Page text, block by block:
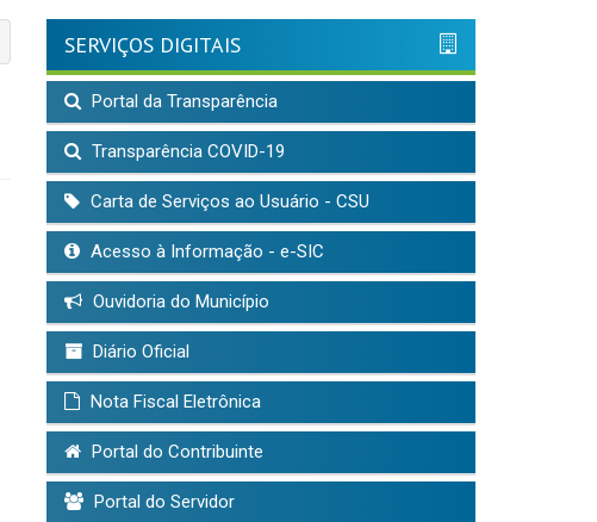
SERVIÇOS DIGITAIS
Portal da Transparência
Transparência COVID-19
Carta de Serviços ao Usuário - CSU
Acesso à Informação - e-SIC
Ouvidoria do Município
Diário Oficial
Nota Fiscal Eletrônica
Portal do Contribuinte
Portal do Servidor